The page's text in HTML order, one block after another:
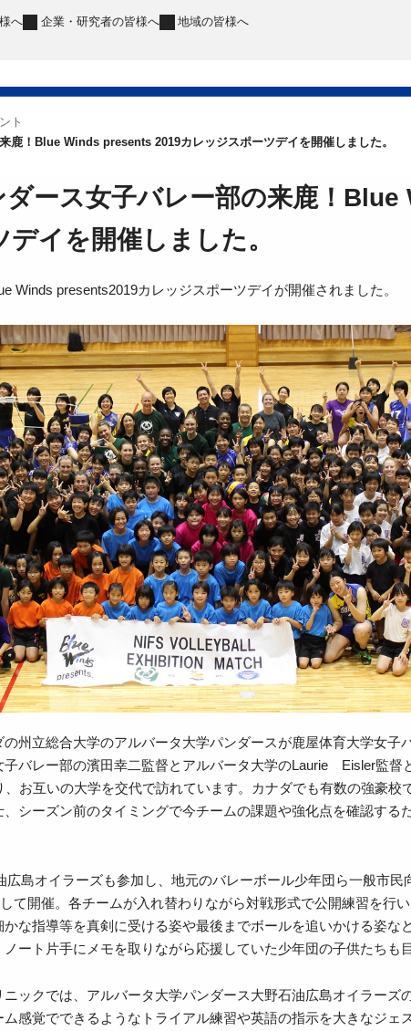
へ 企業・研究者の皆様へ 地域の皆様へ
ト
鹿！Blue Winds presents 2019カレッジスポーツデイを開催しました。
ダース女子バレー部の来鹿！
イを開催しました。
Winds presents2019カレッジスポーツデイが開催されました。
州立総合大学のアルバータ大学パンダースが鹿屋体育大学女子
バレー部の濱田幸二監督とアルバータ大学のLaurie Eisler監督
お互いの大学を交代で訪れています。カナダでも有数の強豪校
シーズン前のタイミングで今チームの課題や強化点を確認する
島オイラーズも参加し、地元のバレーボール少年団ら一般市民
て開催。各チームが入れ替わりながら対戦形式で公開練習を行
な指導等を真剣に受ける姿や最後までボールを追いかける姿な
ート片手にメモを取りながら応援していた少年団の子供たちも
ックでは、アルバータ大学パンダース大野石油広島オイラーズ
感覚でできるようなトライアル練習や英語の指示を大きなジェ